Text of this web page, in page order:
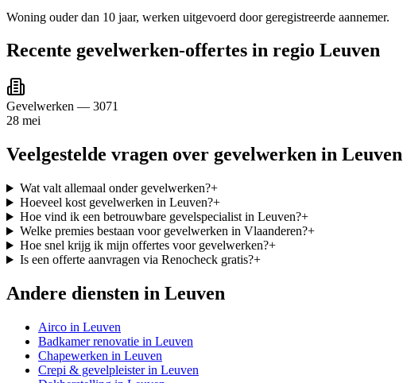
Woning ouder dan 10 jaar, werken uitgevoerd door geregistreerde aannemer.
Recente gevelwerken-offertes in regio Leuven
Gevelwerken — 3071
28 mei
Veelgestelde vragen over gevelwerken in Leuven
Wat valt allemaal onder gevelwerken?+
Hoeveel kost gevelwerken in Leuven?+
Hoe vind ik een betrouwbare gevelspecialist in Leuven?+
Welke premies bestaan voor gevelwerken in Vlaanderen?+
Hoe snel krijg ik mijn offertes voor gevelwerken?+
Is een offerte aanvragen via Renocheck gratis?+
Andere diensten in Leuven
Airco in Leuven
Badkamer renovatie in Leuven
Chapewerken in Leuven
Crepi & gevelpleisterin Leuven